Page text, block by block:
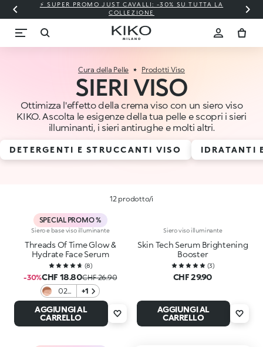
⚡ SUPER PROMO JUST CAVALLI: -30% SU TUTTA LA
COLLEZIONE
Cura della Pelle Prodotti Viso
SIERI VISO
Ottimizza l'effetto della crema viso con un siero viso
KIKO. Ascolta le esigenze della tua pelle e scopri i sieri
illuminanti, i sieri antirughe e molti altri.
DETERGENTI E STRUCCANTI VISO IDRATANTI
12 prodotto/i
SPECIAL PROMO %
Siero e base viso illuminante
Threads Of Time Glow &
Hydrate Face Serum
(8)
-30%CHF 18.80CHF 26.90
02
Rosy
Glow
+1
AGGIUNGI AL
CARRELLO
Siero viso illuminante
Skin Tech Serum Brightening
Booster
(3)
CHF 29.90
AGGIUNGI AL
CARRELLO